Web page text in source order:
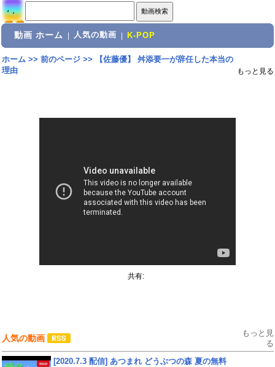
動画 ホーム 人気の動画 K-POP
ホーム>> 前のページ>>
【佐藤優】 舛添要一が辞任した本当の
理由
もっと見る
共有:
人気の動画
もっと見
る
[2020.7.3 配信] あつまれ どうぶつの森 夏の無料